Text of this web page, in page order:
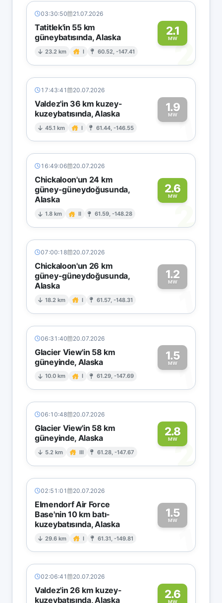
03:30:50 21.07.2026
Tatitlek'in 55 km
güneybatısında, Alaska
23.2 km I 60.52, -147.41
2.1
MW
2
17:43:41 20.07.2026
Valdez'in 36 km kuzey-
kuzeybatısında, Alaska
45.1 km I 61.44, -146.55
1.9
MW1
16:49:06 20.07.2026
Chickaloon'un 24 km
güney-güneydoğusunda,
Alaska
1.8 km II 61.59, -148.28
2.6
MW
2
07:00:18 20.07.2026
Chickaloon'un 26 km
güney-güneydoğusunda,
Alaska
18.2 km I 61.57, -148.31
1.2
MW
1
06:31:40 20.07.2026
Glacier View'in 58 km
güneyinde, Alaska
10.0 km I 61.29, -147.69
1.5
MW1
06:10:48 20.07.2026
Glacier View'in 58 km
güneyinde, Alaska
5.2 km III 61.28, -147.67
2.8
MW
2
02:51:01 20.07.2026
Elmendorf Air Force
Base'nin 10 km batı-
kuzeybatısında, Alaska
29.6 km I 61.31, -149.81
1.5
MW
1
02:06:41 20.07.2026
Valdez'in 26 km kuzey-
kuzeybatısında, Alaska
2.6
MW